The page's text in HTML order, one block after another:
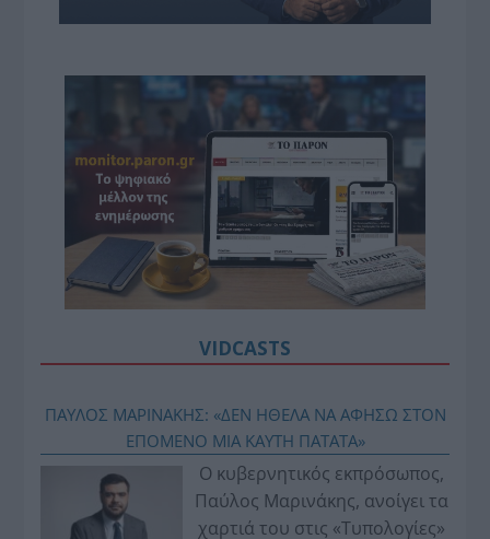
VIDCASTS
ΠΑΥΛΟΣ ΜΑΡΙΝΑΚΗΣ: «ΔΕΝ ΗΘΕΛΑ ΝΑ ΑΦΗΣΩ ΣΤΟΝ
ΕΠΟΜΕΝΟ ΜΙΑ ΚΑΥΤΗ ΠΑΤΑΤΑ»
Ο κυβερνητικός εκπρόσωπος,
Παύλος Μαρινάκης, ανοίγει τα
χαρτιά του στις «Τυπολογίες»